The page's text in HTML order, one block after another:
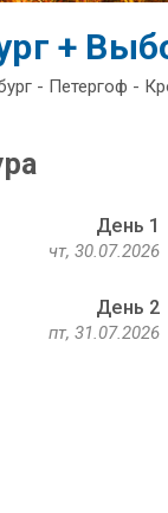
+
- Петергоф -
День 1
чт, 30.07.2026
День 2
пт, 31.07.2026